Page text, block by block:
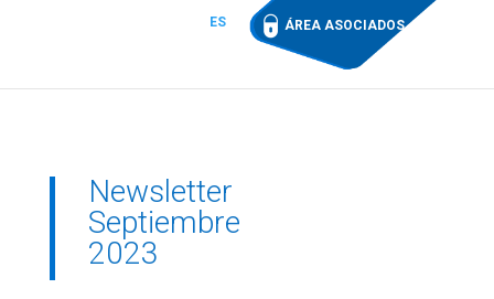
ES ÁREA ASOCIADOS
Newsletter
Septiembre
2023